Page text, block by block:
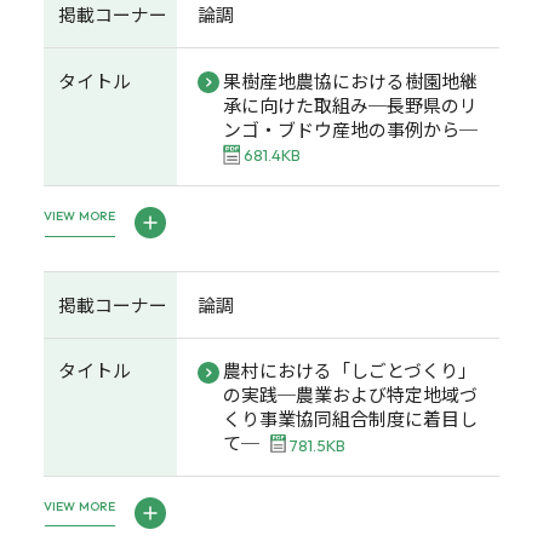
掲載コーナー 論調
タイトル
果樹産地農協における樹園地継
承に向けた取組み─長野県のリ
ンゴ・ブドウ産地の事例から─
681.4KB
VIEW MORE
掲載コーナー 論調
タイトル
農村における「しごとづくり」
の実践─農業および特定地域づ
くり事業協同組合制度に着目し
て─
781.5KB
VIEW MORE